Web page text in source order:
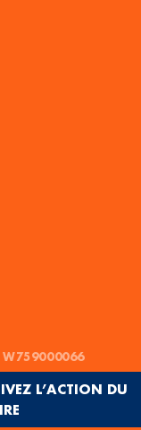
W759000066
L’ACTION DU